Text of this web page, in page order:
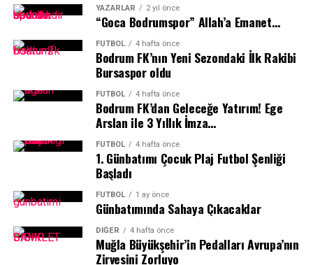
Ezgi Başıtek’in koordinatörlüğünü ve sunuculuğunu
yaptığı gece, Sportre Dergisi Genel Yayın Yönetmeni
Abdulkadir Sevindik’in konuşmasıyla başladı.
YAZARLAR 2 yıl önce
“Goca Bodrumspor” Allah’a Emanet…
FUTBOL 4 hafta önce
Bodrum FK’nın Yeni Sezondaki İlk Rakibi
Bursaspor oldu
FUTBOL 4 hafta önce
Bodrum FK’dan Geleceğe Yatırım! Ege
Arslan ile 3 Yıllık İmza…
FUTBOL 4 hafta önce
1.⁠ ⁠Günbatımı Çocuk Plaj Futbol Şenliği
Başladı
FUTBOL 1 ay önce
Günbatımında Sahaya Çıkacaklar
DIĞER 4 hafta önce
Muğla Büyükşehir’in Pedalları Avrupa’nın
Zirvesini Zorluyo